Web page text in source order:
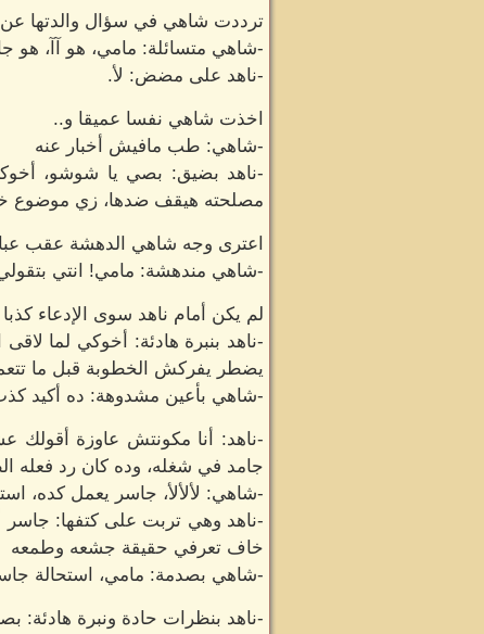
ترددت شاهي في سؤال والدتها عن
-شاهي متسائلة: مامي، هو آآ، هو
-ناهد على مضض: لأ.
اخذت شاهي نفسا عميقا و..
-شاهي: طب مافيش أخبار عنه
-ناهد بضيق: بصي يا شوشو،
مصلحته هيقف ضدها، زي موضوع
اعترى وجه شاهي الدهشة عقب
-شاهي مندهشة: مامي! انتي
لم يكن أمام ناهد سوى الإدعاء
-ناهد بنبرة هادئة: أخوكي لما
يضطر يفركش الخطوبة قبل ما
-شاهي بأعين مشدوهة: ده أكيد
-ناهد: أنا مكونتش عاوزة
جامد في شغله، وده كان رد فعله
-شاهي: لألألأ، جاسر يعمل كده،
-ناهد وهي تربت على كتفها:
خاف تعرفي حقيقة جشعه وطمعه
-شاهي بصدمة: مامي، استحالة
-ناهد بنظرات حادة ونبرة